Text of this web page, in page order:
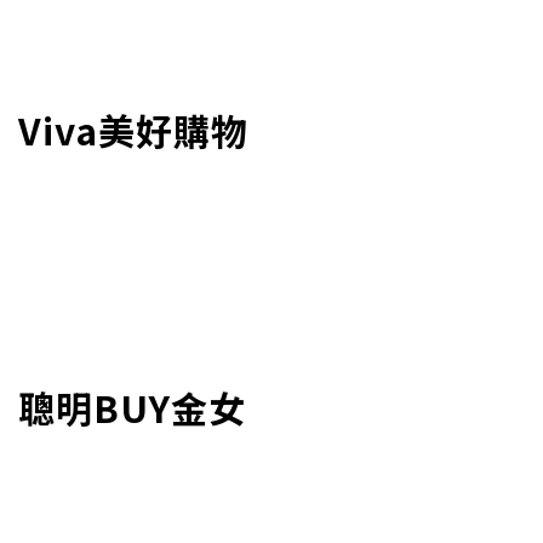
Viva美好購物
聰明BUY金女